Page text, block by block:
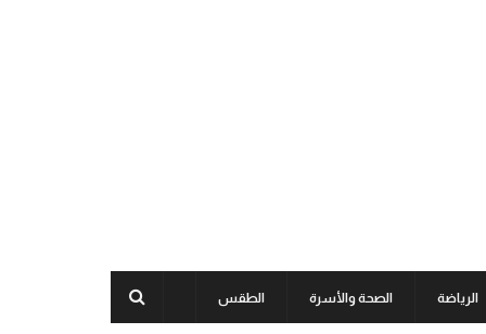
الرياضة الصحة والأسرة الطقس